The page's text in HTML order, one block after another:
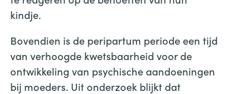
kindje.
Bovendien is de peripartum periode een tijd
van verhoogde kwetsbaarheid voor de
ontwikkeling van psychische aandoeningen
bij moeders. Uit onderzoek blijkt dat